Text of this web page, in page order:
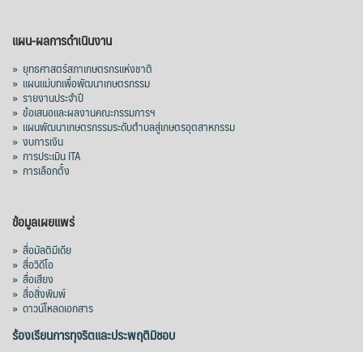
แผน-ผลการดำเนินงาน
» ยุทธศาสตร์สภาเกษตรกรแห่งชาติ
» แผนแม่บทเพื่อพัฒนาเกษตรกรรม
» รายงานประจำปี
» ข้อเสนอและผลงานคณะกรรมการฯ
» แผนพัฒนาเกษตรกรรมระดับตำบลสู่เกษตรอุตสาหกรรม
» งบการเงิน
» การประเมิน ITA
» การเลือกตั้ง
ข้อมูลเผยแพร่
» สื่อมัลติมีเดีย
» สื่อวิดีโอ
» สื่อเสียง
» สื่อสิ่งพิมพ์
» ดาวน์โหลดเอกสาร
ร้องเรียนการทุจริตและประพฤติมิชอบ